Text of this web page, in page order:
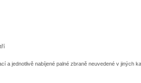
a jednotlivě nabíjené palné zbraně neuvedené v jiných